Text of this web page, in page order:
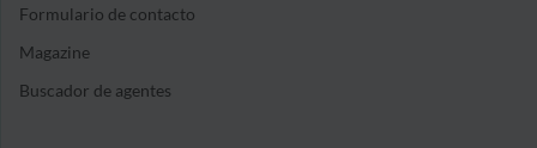
Formulario de contacto
Magazine
Buscador de agentes